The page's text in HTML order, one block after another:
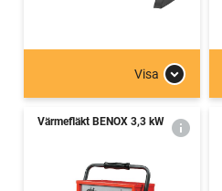
Visa
Värmefläkt BENOX 3,3 kW